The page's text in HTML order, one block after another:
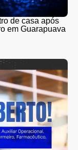
de casa após
em Guarapuava